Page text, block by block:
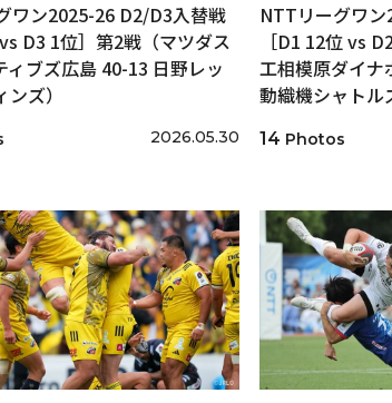
ワン2025-26 D2/D3入替戦
D3 1位］第2戦（マツダス
ィブズ広島 40-13 日野レッ
ズ）
2026.05.30
NTTリーグワ
［D1 12位 vs
工相模原ダイナ
動織機シャトル
14 Photos